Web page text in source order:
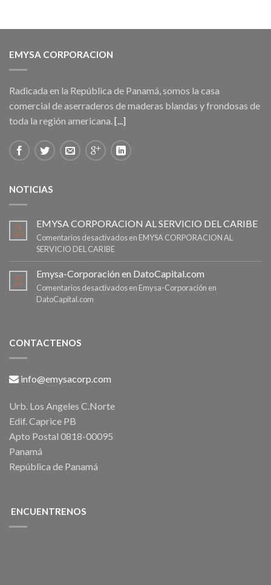
EMYSA CORPORACION
Radicada en la República de Panamá, somos la casa
comercial de aserraderos de maderas blandas y frondosas de
toda la región americana.[...]
NOTICIAS
01
OCT
EMYSA CORPORACION AL SERVICIO DEL CARIBE
Comentarios desactivadosen EMYSA CORPORACION AL
SERVICIO DEL CARIBE
27
SEP
Emysa-Corporación en DatoCapital.com
Comentarios desactivadosen Emysa-Corporación en
DatoCapital.com
CONTACTENOS
info@emysacorp.com
Urb. Los Angeles C.Norte
Edif. Caprice PB
Apto Postal 0818-00095
Panamá
República de Panamá
ENCUENTRENOS